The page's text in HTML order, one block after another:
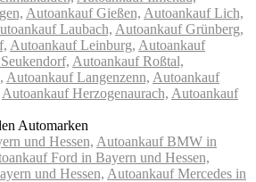
Autoankauf Gießen, Autoankauf Lich,
Laubach, Autoankauf Grünberg,
Autoankauf Leinburg, Autoankauf
Autoankauf Roßtal,
Autoankauf Langenzenn, Autoankauf
Autoankauf Herzogenaurach, Autoankauf
Automarken
und Hessen, Autoankauf BMW in
Ford in Bayern und Hessen,
und Hessen, Autoankauf Mercedes in